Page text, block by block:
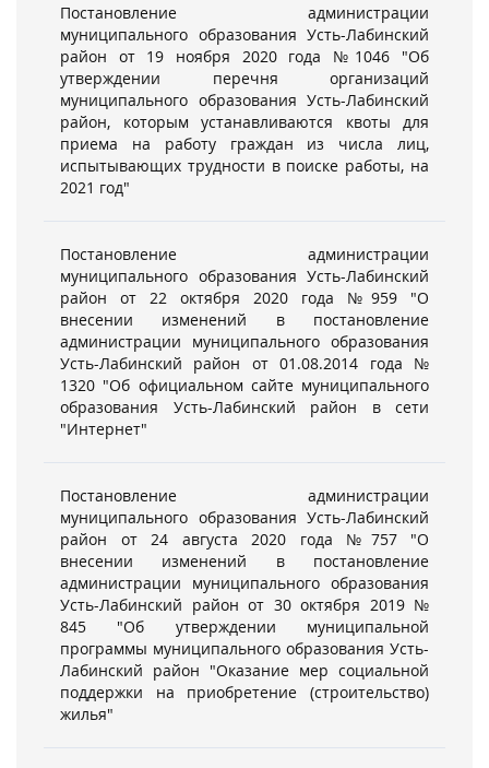
Постановление администрации
муниципального образования Усть-Лабинский
район от 19 ноября 2020 года №1046 "Об
утверждении перечня организаций
муниципального образования Усть-Лабинский
район, которым устанавливаются квоты для
приема на работу граждан из числа лиц,
испытывающих трудности в поиске работы, на
2021 год"
Постановление администрации
муниципального образования Усть-Лабинский
район от 22 октября 2020 года №959 "О
внесении изменений в постановление
администрации муниципального образования
Усть-Лабинский район от 01.08.2014 года №
1320 "Об официальном сайте муниципального
образования Усть-Лабинский район в сети
"Интернет"
Постановление администрации
муниципального образования Усть-Лабинский
район от 24 августа 2020 года №757 "О
внесении изменений в постановление
администрации муниципального образования
Усть-Лабинский район от 30 октября 2019 №
845 "Об утверждении муниципальной
программы муниципального образования Усть-
Лабинский район "Оказание мер социальной
поддержки на приобретение (строительство)
жилья"